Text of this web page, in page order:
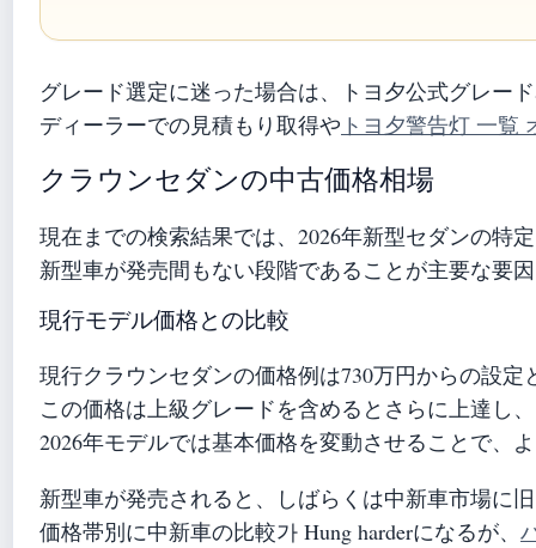
グレード選定に迷った場合は、トヨ夕公式グレー
ディーラーでの見積もり取得や トヨ夕警告灯 一覧
クラウンセダンの中古価格相場
現在までの検索結果では、2026年新型セダンの特
新型車が発売間もない段階であることが主要な要
現行モデル価格との比較
現行クラウンセダンの価格例は730万円からの設定
この価格は上級グレードを含めるとさらに上達し
2026年モデルでは基本価格を変動させることで、
新型車が発売されると、しばらくは中新車市場に
価格帯別に中新車の比較가 Hung harderになるが、